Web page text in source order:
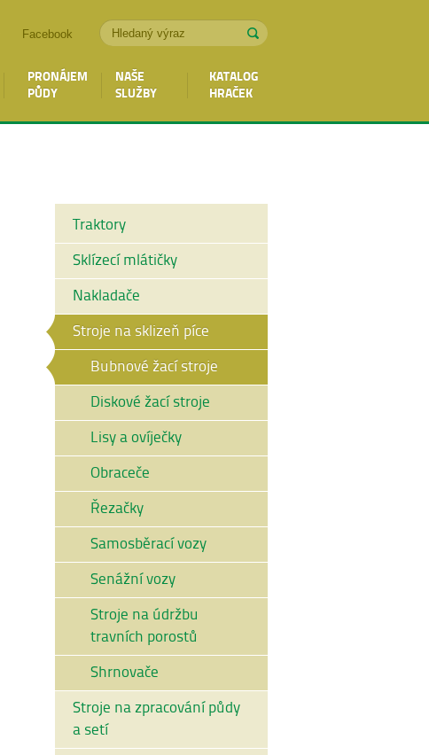
PRONÁJEM
PŮDY
NAŠE
SLUŽBY
KATALOG
HRAČEK
Facebook
Traktory
Sklízecí mlátičky
Nakladače
Stroje na sklizeň píce
Bubnové žací stroje
Diskové žací stroje
Lisy a ovíječky
Obraceče
Řezačky
Samosběrací vozy
Senážní vozy
Stroje na údržbu
travních porostů
Shrnovače
Stroje na zpracování půdy
a setí